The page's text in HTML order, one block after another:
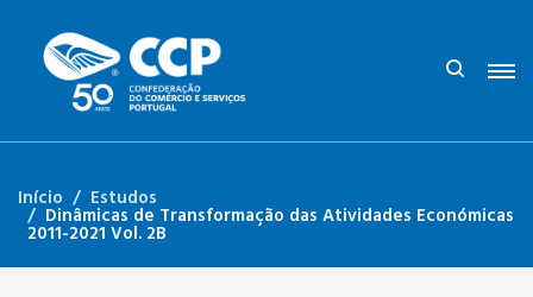
Início Estudos
Dinâmicas de Transformação das Atividades Económicas
2011-2021 Vol. 2B